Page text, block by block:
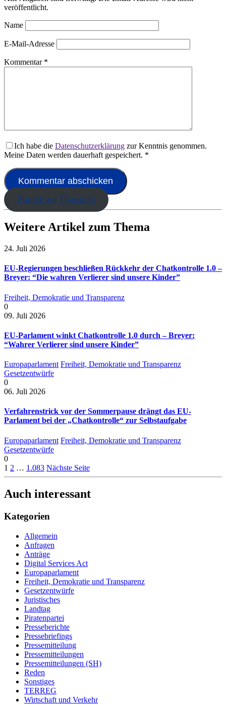
veröffentlicht.
Name
E-Mail-Adresse
Kommentar *
Ich habe die Datenschutzerklärung zur Kenntnis genommen.
Meine Daten werden dauerhaft gespeichert. *
Zurück zur Übersicht
Weitere Artikel zum Thema
24. Juli 2026
EU-Regierungen beschließen Rückkehr der Chatkontrolle 1.0 –
Breyer: “Die wahren Verlierer sind unsere Kinder”
Freiheit, Demokratie und Transparenz
0
09. Juli 2026
EU-Parlament winkt Chatkontrolle 1.0 durch – Breyer:
“Wahrer Verlierer sind unsere Kinder”
Europaparlament Freiheit, Demokratie und Transparenz
Gesetzentwürfe
0
06. Juli 2026
Verfahrenstrick vor der Sommerpause drängt das EU-
Parlament bei der „Chatkontrolle“ zur Selbstaufgabe
Europaparlament Freiheit, Demokratie und Transparenz
Gesetzentwürfe
0
1 2 … 1.083 Nächste Seite
Auch interessant
Kategorien
Allgemein
Anfragen
Anträge
Digital Services Act
Europaparlament
Freiheit, Demokratie und Transparenz
Gesetzentwürfe
Juristisches
Landtag
Piratenpartei
Presseberichte
Pressebriefings
Pressemitteilung
Pressemitteilungen
Pressemitteilungen (SH)
Reden
Sonstiges
TERREG
Wirtschaft und Verkehr